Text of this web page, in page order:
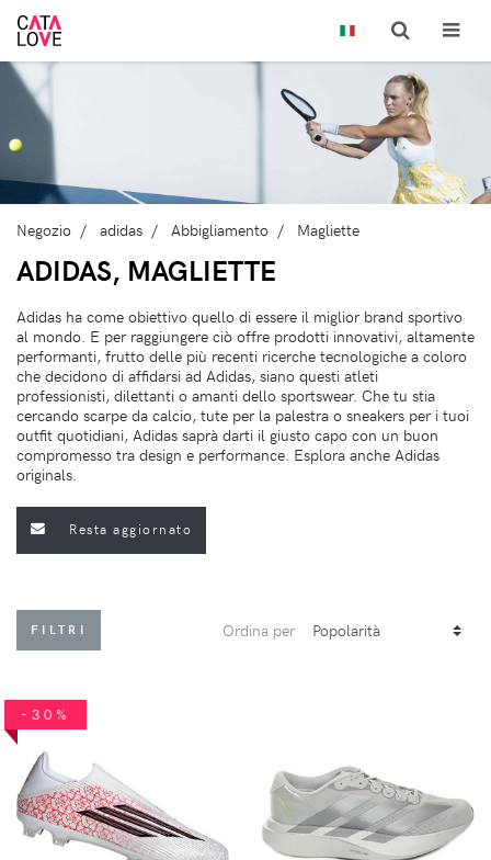
Negozio adidas Abbigliamento Magliette
ADIDAS, MAGLIETTE
Adidas ha come obiettivo quello di essere il miglior brand sportivo
al mondo. E per raggiungere ciò offre prodotti innovativi, altamente
performanti, frutto delle più recenti ricerche tecnologiche a coloro
che decidono di affidarsi ad Adidas, siano questi atleti
professionisti, dilettanti o amanti dello sportswear. Che tu stia
cercando scarpe da calcio, tute per la palestra o sneakers per i tuoi
outfit quotidiani, Adidas saprà darti il giusto capo con un buon
compromesso tra design e performance. Esplora anche Adidas
originals.
Resta aggiornato
FILTRI Ordina per
-30%